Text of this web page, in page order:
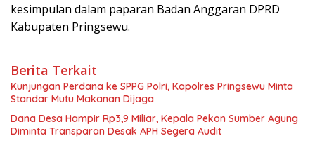
kesimpulan dalam paparan Badan Anggaran DPRD
Kabupaten Pringsewu.
Berita Terkait
Kunjungan Perdana ke SPPG Polri, Kapolres Pringsewu Minta
Standar Mutu Makanan Dijaga
Dana Desa Hampir Rp3,9 Miliar, Kepala Pekon Sumber Agung
Diminta Transparan Desak APH Segera Audit